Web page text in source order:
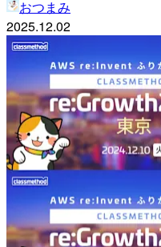
おつまみ
2025.12.02